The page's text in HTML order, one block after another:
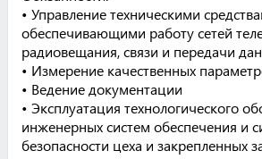
• Управление техническими
обеспечивающими работу сетей
радиовещания, связи и передачи
• Измерение качественных
• Ведение документации
• Эксплуатация технологического
инженерных систем обеспечения и
безопасности цеха и закрепленных